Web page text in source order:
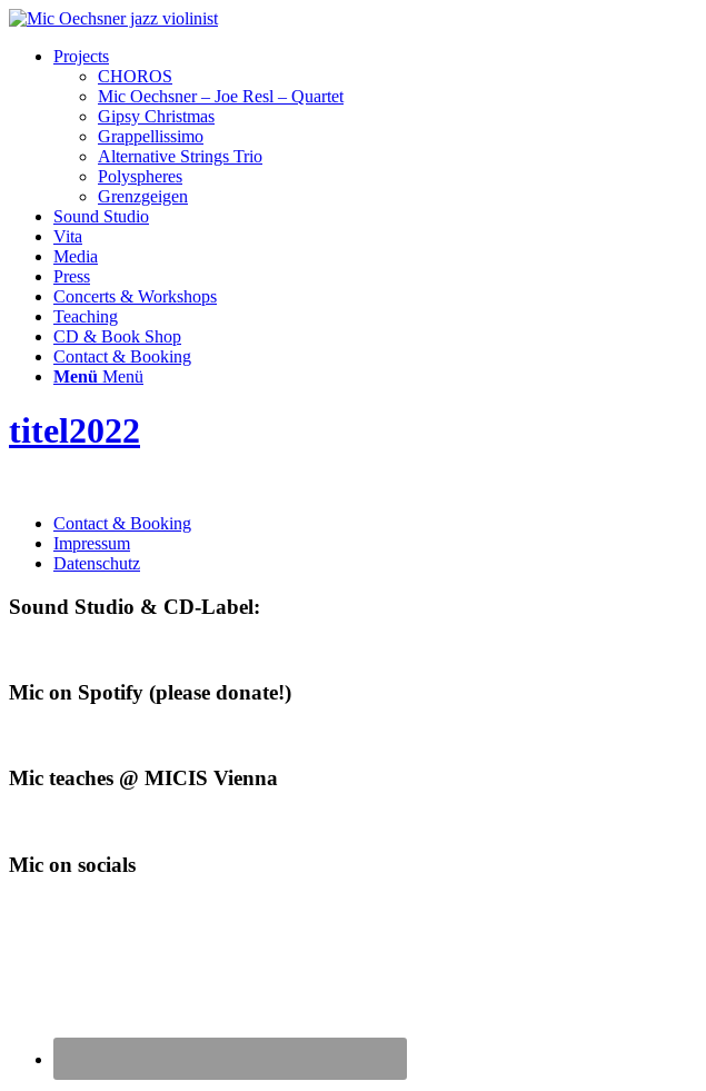
Projects
CHOROS
Mic Oechsner – Joe Resl – Quartet
Gipsy Christmas
Grappellissimo
Alternative Strings Trio
Polyspheres
Grenzgeigen
Sound Studio
Vita
Media
Press
Concerts & Workshops
Teaching
CD & Book Shop
Contact & Booking
Menü Menü
titel2022
Contact & Booking
Impressum
Datenschutz
Sound Studio & CD-Label:
Mic on Spotify (please donate!)
Mic teaches @ MICIS Vienna
Mic on socials